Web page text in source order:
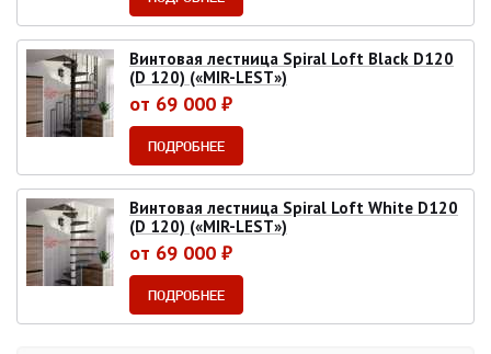
Винтовая лестница Spiral Loft Black D120
(D 120) («MIR-LEST»)
от 69 000 ₽
ПОДРОБНЕЕ
Винтовая лестница Spiral Loft White D120
(D 120) («MIR-LEST»)
от 69 000 ₽
ПОДРОБНЕЕ